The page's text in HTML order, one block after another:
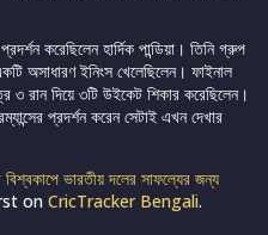
করেছিলেন হার্দিক পান্ডিয়া। তিনি গ্রুপ
অসাধারণ ইনিংস খেলেছিলেন। ফাইনাল
৩ রান দিয়ে ৩টি উইকেট শিকার করেছিলেন।
প্রদর্শন করেন সেটাই এখন দেখার
বিশ্বকাপে ভারতীয় দলের সাফল্যের জন্য
on CricTracker Bengali.